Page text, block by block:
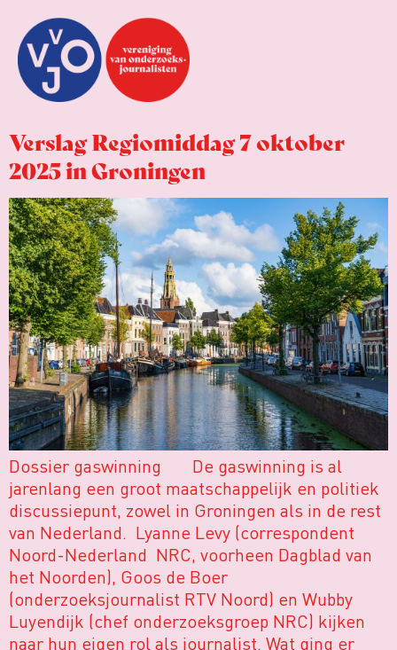
Verslag Regiomiddag 7 oktober
2025 in Groningen
Dossier gaswinning De gaswinning is al
jarenlang een groot maatschappelijk en politiek
discussiepunt, zowel in Groningen als in de rest
van Nederland. Lyanne Levy (correspondent
Noord-Nederland NRC, voorheen Dagblad van
het Noorden), Goos de Boer
(onderzoeksjournalist RTV Noord) en Wubby
Luyendijk (chef onderzoeksgroep NRC) kijken
naar hun eigen rol als journalist. Wat ging er